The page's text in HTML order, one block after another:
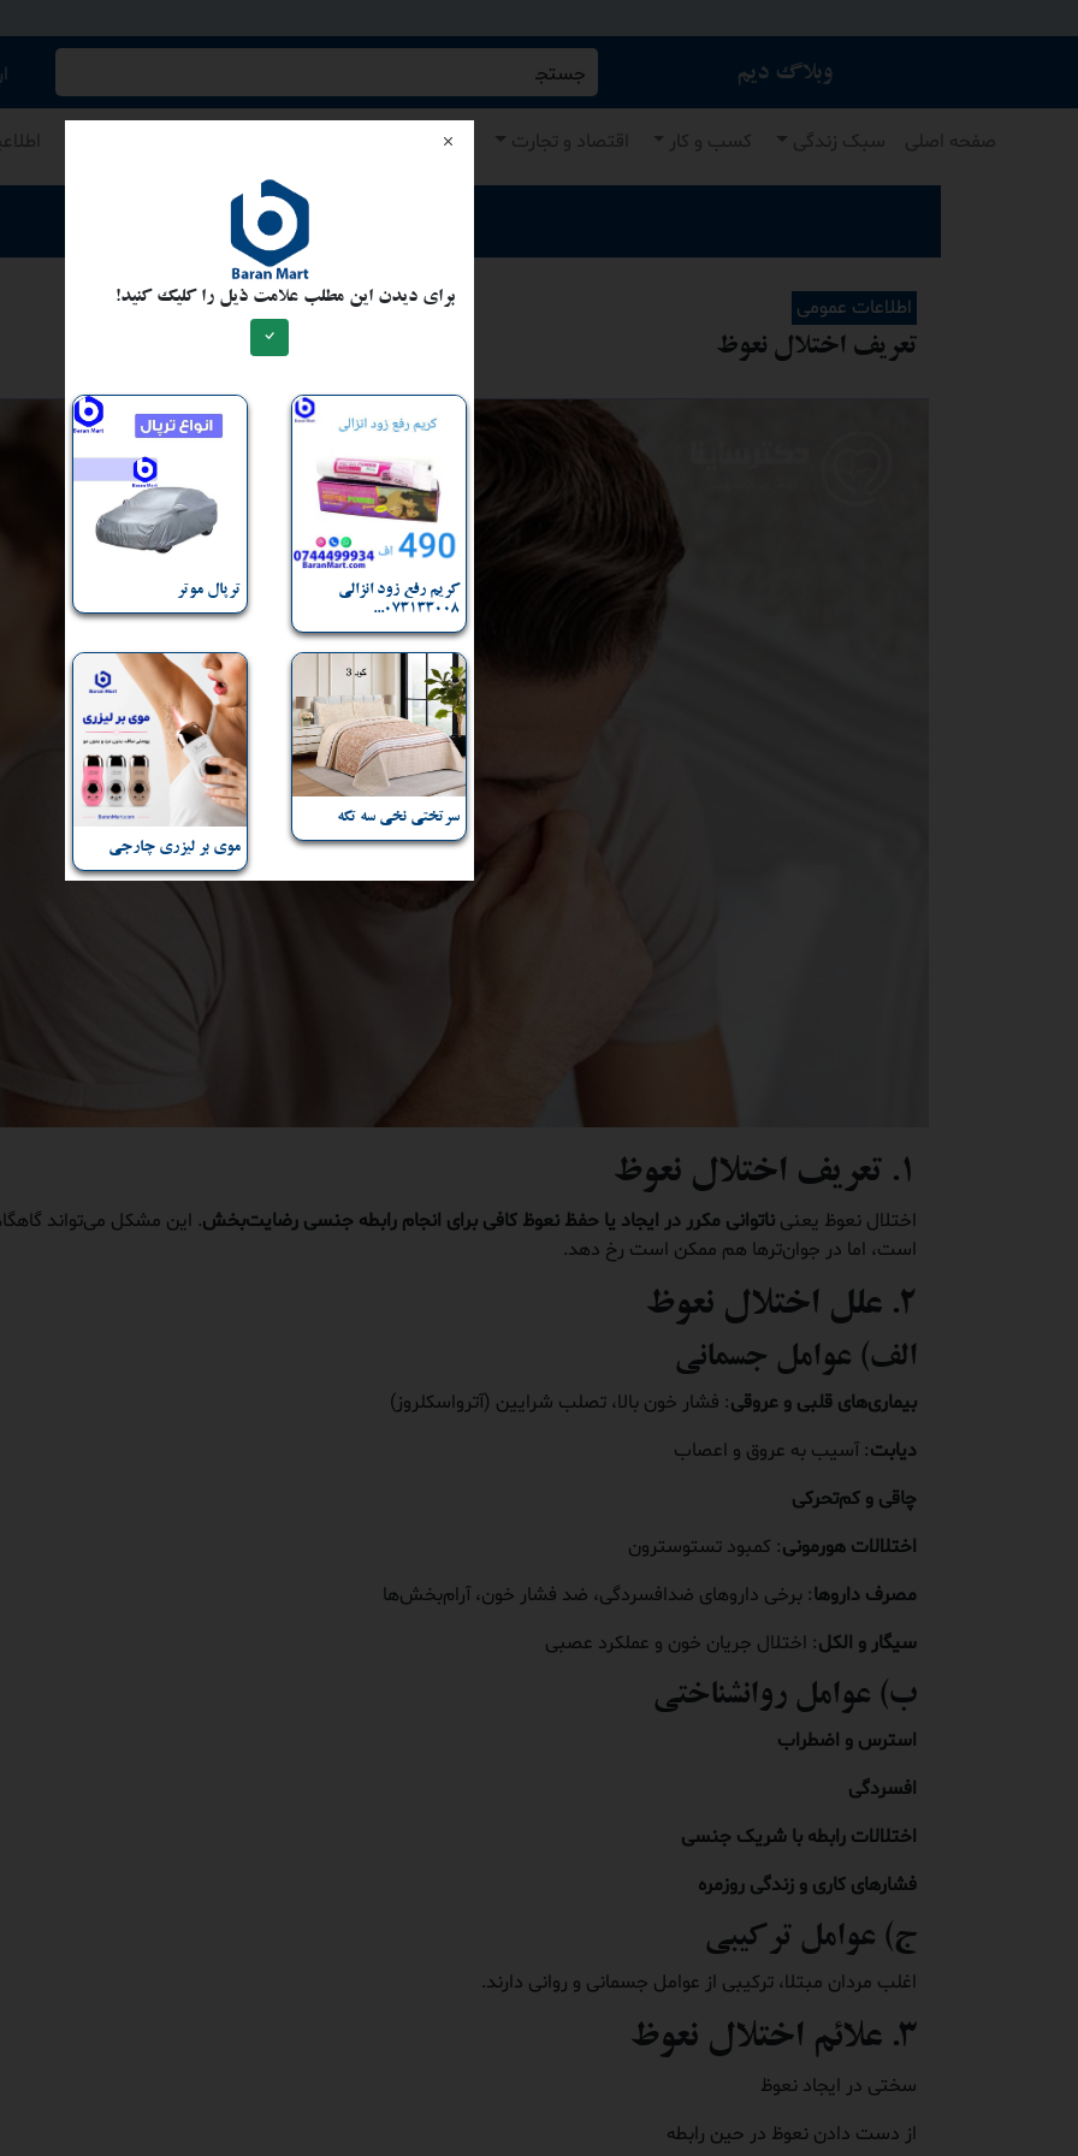
وبلاگ دیم جستجو کنید/ همه چیز در باران مارت
صفحه اصلی سبک زندگی کسب و کار اقتصاد و تجارت اطلاعات عمومی
ارسال مطلب برای نشر
اطلاعات عمومی
تعریف اختلال نعوظ
۱. تعریف اختلال نعوظ
اختلال نعوظ یعنی ناتوانی مکرر در ایجاد یا حفظ نعوظ کافی برای انجام رابطه جنسی رضایت‌بخش
است، اما در جوان‌ترها هم ممکن است رخ دهد.
۲. علل اختلال نعوظ
الف) عوامل جسمانی
بیماری‌های قلبی و عروقی: فشار خون بالا، تصلب شرایین (آترواسکلروز)
دیابت: آسیب به عروق و اعصاب
چاقی و کم‌تحرکی
اختلالات هورمونی: کمبود تستوسترون
مصرف داروها: برخی داروهای ضدافسردگی، ضد فشار خون، آرام‌بخش‌ها
سیگار و الکل: اختلال جریان خون و عملکرد عصبی
ب) عوامل روانشناختی
استرس و اضطراب
افسردگی
اختلالات رابطه با شریک جنسی
فشارهای کاری و زندگی روزمره
ج) عوامل ترکیبی
اغلب مردان مبتلا، ترکیبی از عوامل جسمانی و روانی دارند.
۳. علائم اختلال نعوظ
سختی در ایجاد نعوظ
از دست دادن نعوظ در حین رابطه
برای دیدن این مطلب علامت ذیل را کلیک کنید!
کریم رفع زود انزالی
073133008...
ترپال موتر
سرتختی نخی سه تکه
موی بر لیزری چارجی